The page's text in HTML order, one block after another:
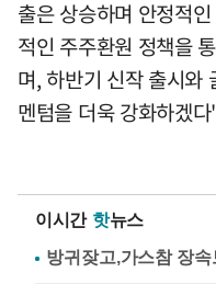
출은 상승하며 안정적
적인 주주환원 정책을
며, 하반기 신작 출시와
멘텀을 더욱 강화하겠
이시간 핫뉴스